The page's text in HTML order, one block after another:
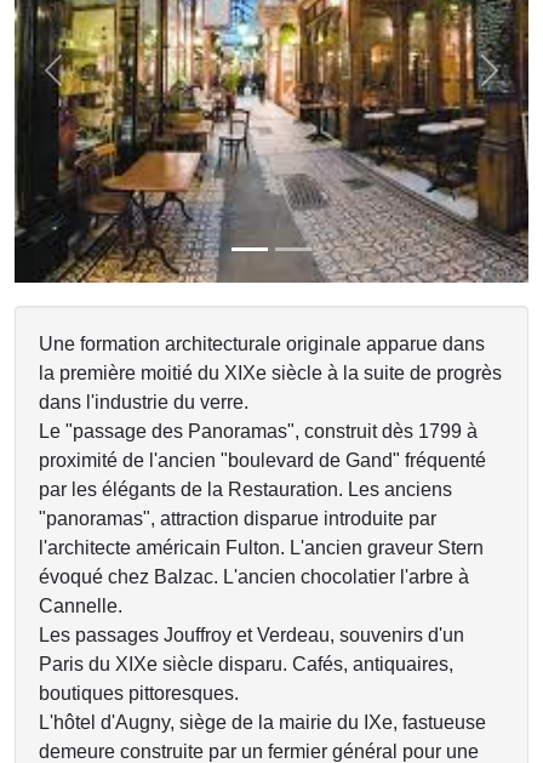
Previous Next
Une formation architecturale originale apparue dans
la première moitié du XIXe siècle à la suite de progrès
dans l'industrie du verre.
Le "passage des Panoramas", construit dès 1799 à
proximité de l'ancien "boulevard de Gand" fréquenté
par les élégants de la Restauration. Les anciens
"panoramas", attraction disparue introduite par
l'architecte américain Fulton. L'ancien graveur Stern
évoqué chez Balzac. L'ancien chocolatier l'arbre à
Cannelle.
Les passages Jouffroy et Verdeau, souvenirs d'un
Paris du XIXe siècle disparu. Cafés, antiquaires,
boutiques pittoresques.
L'hôtel d'Augny, siège de la mairie du IXe, fastueuse
demeure construite par un fermier général pour une